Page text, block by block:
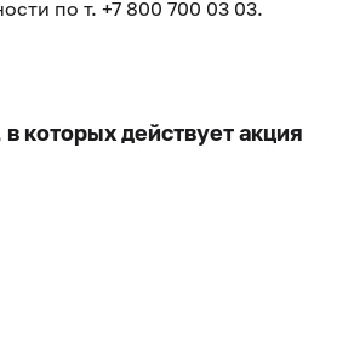
по т. +7 800 700 03 03.
которых действует акция